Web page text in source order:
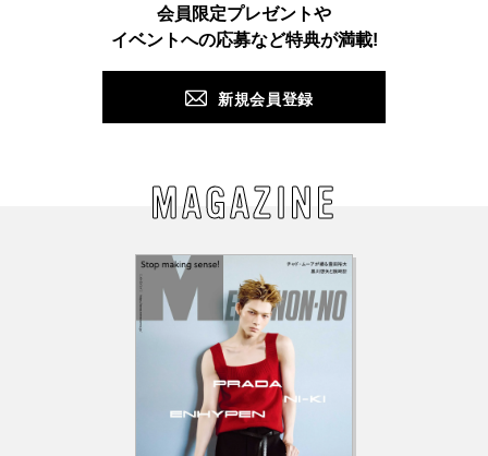
会員限定プレゼントや
イベントへの応募など特典が満載!
新規会員登録
MAGAZINE